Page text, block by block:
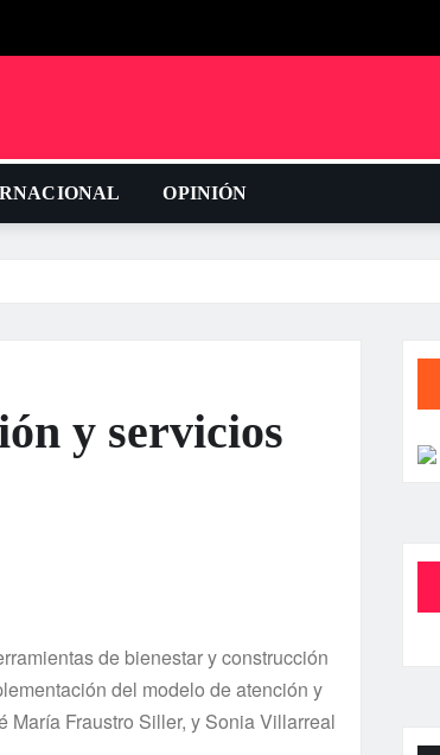
OPINIÓN
y servicios
de bienestar y construcción
del modelo de atención y
María Fraustro Siller, y Sonia Villarreal